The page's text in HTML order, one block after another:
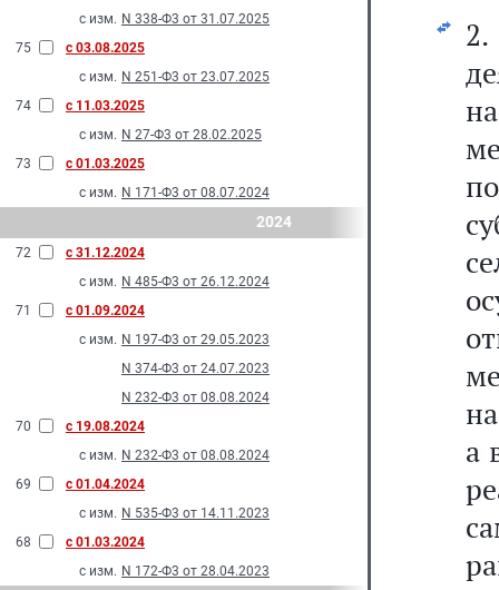
с изм. N 338-Ф3 от 31.07.2025
75
с 03.08.2025
с изм. N 251-Ф3 от 23.07.2025
74
с 11.03.2025
с изм. N 27-Ф3 от 28.02.2025
73
с 01.03.2025
с изм. N 171-Ф3 от 08.07.2024
2024
72
с 31.12.2024
с изм. N 485-Ф3 от 26.12.2024
71
с 01.09.2024
с изм. N 197-Ф3 от 29.05.2023
N 374-Ф3 от 24.07.2023
N 232-Ф3 от 08.08.2024
70
с 19.08.2024
с изм. N 232-Ф3 от 08.08.2024
69
с 01.04.2024
с изм. N 535-Ф3 от 14.11.2023
68
с 01.03.2024
с изм. N 172-Ф3 от 28.04.2023
а